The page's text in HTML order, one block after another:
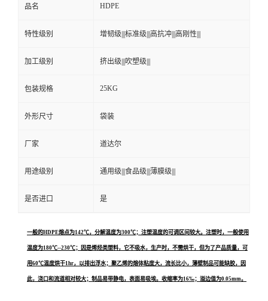
品名 HDPE
特性级别 增韧级|||标准级|||高抗冲|||高刚性|||
加工级别 挤出级|||吹塑级|||
包装规格 25KG
外形尺寸 袋装
厂家 道达尔
用途级别 通用级|||食品级|||薄膜级|||
是否进口 是
一般的HDPE熔点为142℃，分解温度为300℃；注塑温度的可调区间较大。注塑时，一般使用
温度为180℃--230℃；因是烯烃类塑料，它不吸水，生产时，不需烘干，但为了产品质量，可
用60℃温度烘干1hr，以排出浮水；聚乙烯的熔体粘度大，流长比小，薄壁制品可能缺胶，因
此，浇口和流道相对较大；制品易带静电，表面易吸埃。收缩率为16‰；溢边值为0.05mm。